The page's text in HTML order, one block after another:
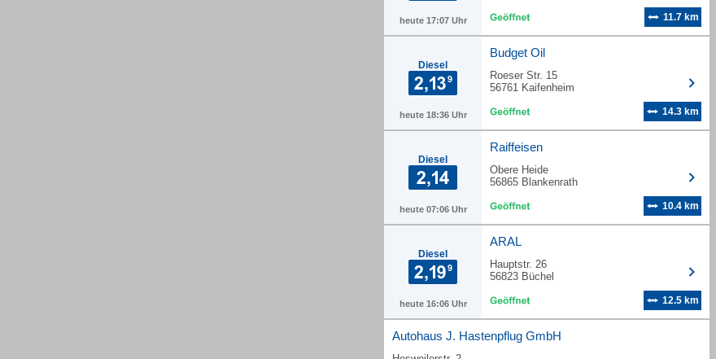
heute 17:07 Uhr 11.7 km
Diesel
heute 18:36 Uhr
Budget Oil
Roeser Str. 15
56761 Kaifenheim
14.3 km
Diesel
heute 07:06 Uhr
Raiffeisen
Obere Heide
56865 Blankenrath
10.4 km
Diesel
heute 16:06 Uhr
ARAL
Hauptstr. 26
56823 Büchel
12.5 km
Autohaus J. Hastenpflug GmbH